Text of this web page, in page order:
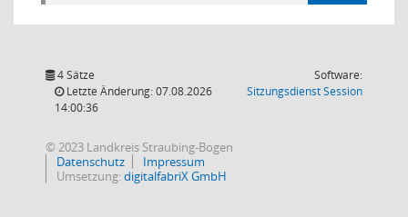
4 Sätze
Letzte Änderung: 07.08.2026
14:00:36
Software:
SitzungsdienstSession(Wird in
© 2023 Landkreis Straubing-Bogen
Datenschutz
Impressum
Umsetzung:digitalfabriX GmbH